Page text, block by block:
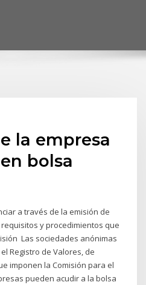
la empresa
bolsa
a través de la emisión de
y procedimientos que
Las sociedades anónimas
Registro de Valores, de
imponen la Comisión para el
pueden acudir a la bolsa